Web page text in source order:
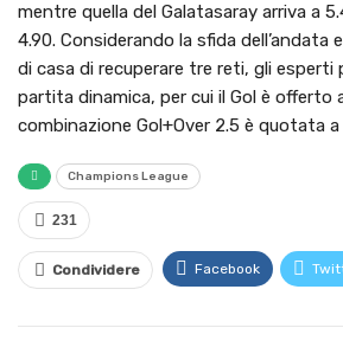
mentre quella del Galatasaray arriva a
4.90. Considerando la sfida dell’andata
di casa di recuperare tre reti, gli esperti
partita dinamica, per cui il Gol è offerto
combinazione Gol+Over 2.5 è quotata a
Champions League
231
Condividere Facebook